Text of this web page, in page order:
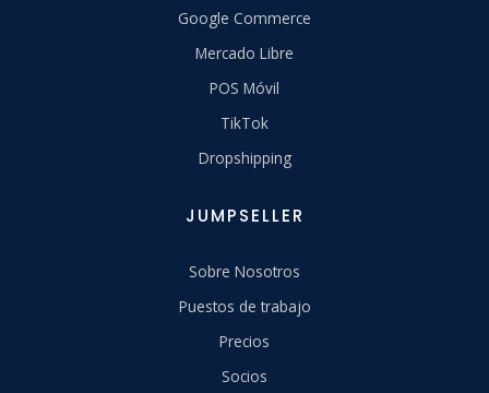
Google Commerce
Mercado Libre
POS Móvil
TikTok
Dropshipping
JUMPSELLER
Sobre Nosotros
Puestos de trabajo
Precios
Socios